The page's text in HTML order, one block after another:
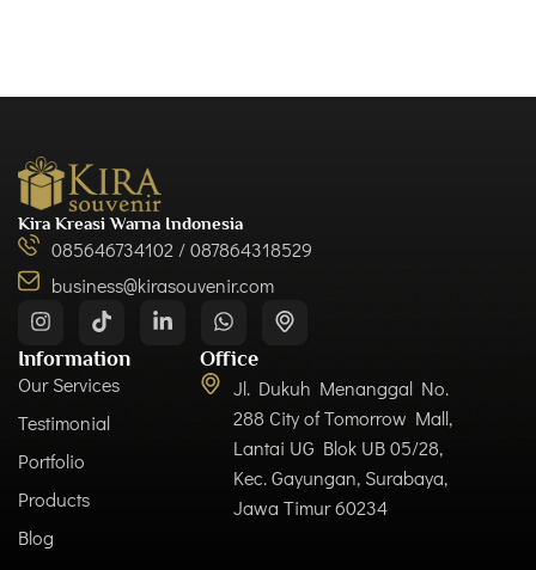
Kira Kreasi Warna Indonesia
085646734102 / 087864318529
business@kirasouvenir.com
Information
Our Services
Testimonial
Portfolio
Products
Blog
Office
Jl. Dukuh Menanggal No.
288 City of Tomorrow Mall,
Lantai UG Blok UB 05/28,
Kec. Gayungan, Surabaya,
Jawa Timur 60234